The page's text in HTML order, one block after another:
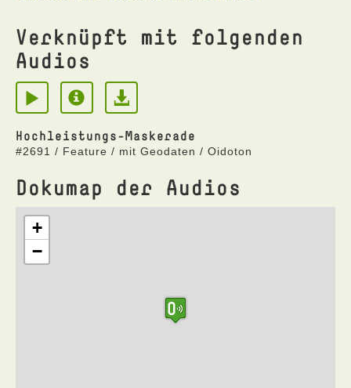
Verknüpft mit folgenden
Audios
Hochleistungs-Maskerade
#2691 / Feature / mit Geodaten / Oidoton
Dokumap der Audios